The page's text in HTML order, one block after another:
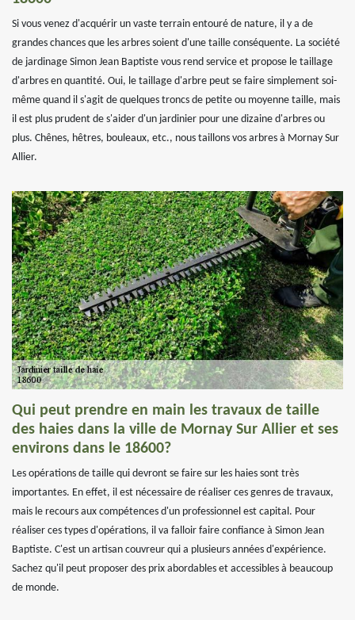
Si vous venez d'acquérir un vaste terrain entouré de nature, il y a de
grandes chances que les arbres soient d'une taille conséquente. La société
de jardinage Simon Jean Baptiste vous rend service et propose le taillage
d'arbres en quantité. Oui, le taillage d'arbre peut se faire simplement soi-
même quand il s'agit de quelques troncs de petite ou moyenne taille, mais
il est plus prudent de s'aider d'un jardinier pour une dizaine d'arbres ou
plus. Chênes, hêtres, bouleaux, etc., nous taillons vos arbres à Mornay Sur
Allier.
Qui peut prendre en main les travaux de taille
des haies dans la ville de Mornay Sur Allier et ses
environs dans le 18600?
Les opérations de taille qui devront se faire sur les haies sont très
importantes. En effet, il est nécessaire de réaliser ces genres de travaux,
mais le recours aux compétences d'un professionnel est capital. Pour
réaliser ces types d'opérations, il va falloir faire confiance à Simon Jean
Baptiste. C'est un artisan couvreur qui a plusieurs années d'expérience.
Sachez qu'il peut proposer des prix abordables et accessibles à beaucoup
de monde.